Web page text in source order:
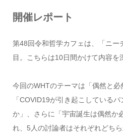
開催レポート
第48回令和哲学カフェは、「ニー
目。こちらは10日間かけて内容を
今回のWHTのテーマは「偶然と必
「COVID19が引き起こしている
か」、さらに「宇宙誕生は偶然か
れ、5人の討論者はそれぞれどち